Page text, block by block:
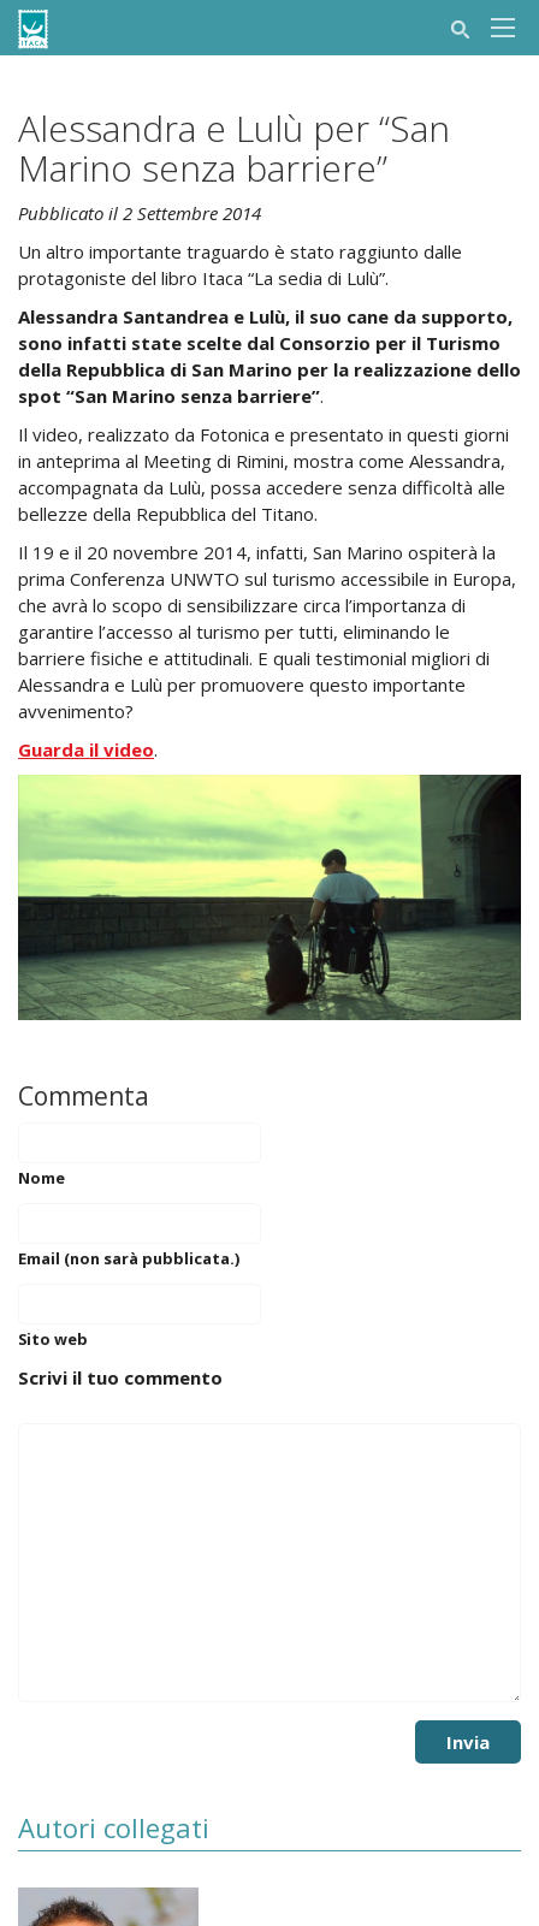
Alessandra e Lulù per “San
Marino senza barriere”
Pubblicato il 2 Settembre 2014
Un altro importante traguardo è stato raggiunto dalle
protagoniste del libro Itaca “La sedia di Lulù”.
Alessandra Santandrea e Lulù, il suo cane da supporto,
sono infatti state scelte dal Consorzio per il Turismo
della Repubblica di San Marino per la realizzazione dello
spot “San Marino senza barriere”.
Il video, realizzato da Fotonica e presentato in questi giorni
in anteprima al Meeting di Rimini, mostra come Alessandra,
accompagnata da Lulù, possa accedere senza difficoltà alle
bellezze della Repubblica del Titano.
Il 19 e il 20 novembre 2014, infatti, San Marino ospiterà la
prima Conferenza UNWTO sul turismo accessibile in Europa,
che avrà lo scopo di sensibilizzare circa l’importanza di
garantire l’accesso al turismo per tutti, eliminando le
barriere fisiche e attitudinali. E quali testimonial migliori di
Alessandra e Lulù per promuovere questo importante
avvenimento?
Guarda il video.
Commenta
Nome
Email (non sarà pubblicata.)
Sito web
Scrivi il tuo commento
Autori collegati